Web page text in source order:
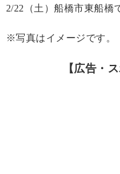
2/22（土）船橋市東船橋
※写真はイメージです。
【広告・